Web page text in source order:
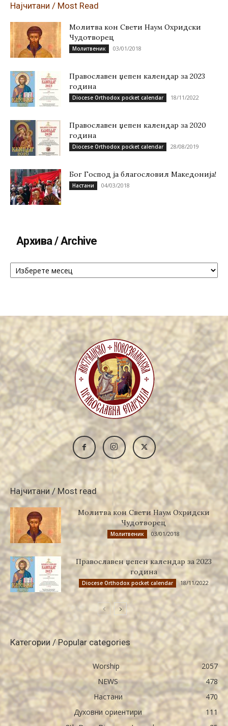
Најчитани / Most Read
Молитва кон Свети Наум Охридски
Чудотворец
Молитвеник 03/01/2018
Православен џепен календар за 2023
година
Diocese Orthodox pocket calendar 18/11/2022
Православен џепен календар за 2020
година
Diocese Orthodox pocket calendar 28/08/2019
Бог Господ ја благословил Македонија!
Настани 04/03/2018
Архива / Archive
Архива
Најчитани / Most read
Молитва кон Свети Наум Охридски
Чудотворец
Молитвеник 03/01/2018
Православен џепен календар за 2023
година
Diocese Orthodox pocket calendar 18/11/2022
Категории / Popular categories
Worship
2057
NEWS
478
Настани
470
Духовни ориентири
111